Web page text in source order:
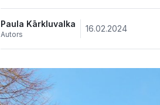
Paula Kārkluvalka
Autors
16.02.2024